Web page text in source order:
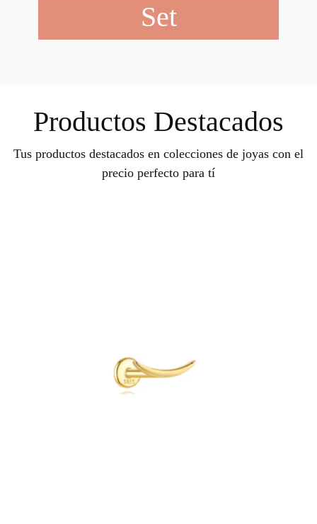
Set
Productos Destacados
Tus productos destacados en colecciones de joyas con el
precio perfecto para tí